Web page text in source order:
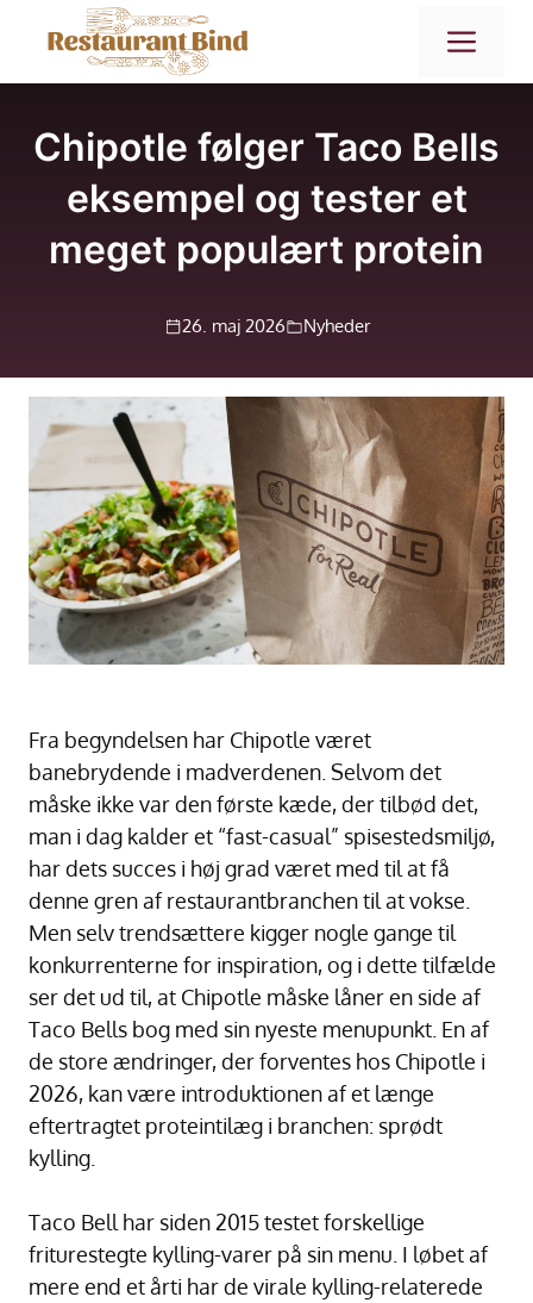
indhold
Chipotle følger Taco Bells
eksempel og tester et
meget populært protein
26. maj 2026 Nyheder
Fra begyndelsen har Chipotle været
banebrydende i madverdenen. Selvom det
måske ikke var den første kæde, der tilbød det,
man i dag kalder et “fast-casual” spisestedsmiljø,
har dets succes i høj grad været med til at få
denne gren af restaurantbranchen til at vokse.
Men selv trendsættere kigger nogle gange til
konkurrenterne for inspiration, og i dette tilfælde
ser det ud til, at Chipotle måske låner en side af
Taco Bells bog med sin nyeste menupunkt. En af
de store ændringer, der forventes hos Chipotle i
2026, kan være introduktionen af et længe
eftertragtet proteintilæg i branchen: sprødt
kylling.
Taco Bell har siden 2015 testet forskellige
friturestegte kylling-varer på sin menu. I løbet af
mere end et årti har de virale kylling-relaterede